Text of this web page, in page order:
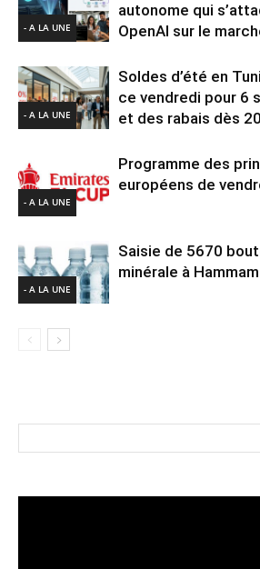
- A LA UNE
autonome qui
OpenAI sur le
- A LA UNE
Soldes d’été en
ce vendredi pour 6
et des rabais dès
- A LA UNE
Programme des
européens de
- A LA UNE
Saisie de 5670
minérale à